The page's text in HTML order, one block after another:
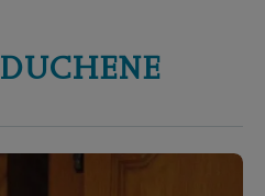
DUCHENE